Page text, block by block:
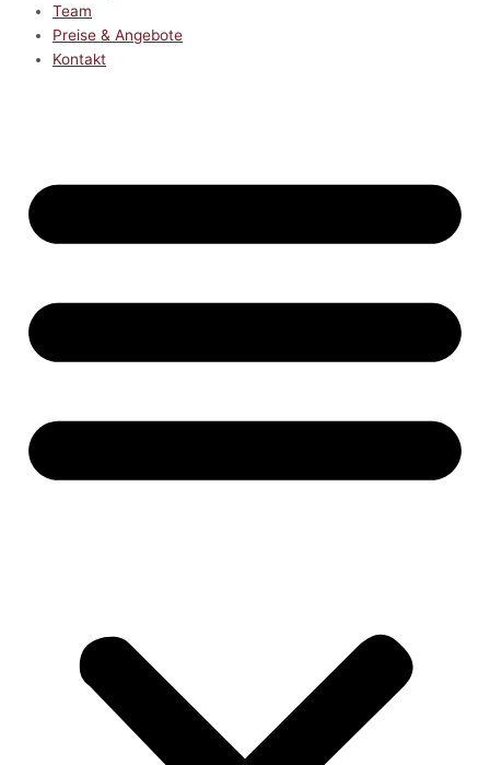
Team
Preise & Angebote
Kontakt